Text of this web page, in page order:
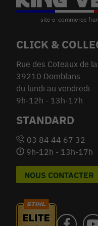
CLICK &
Rue des Coteaux de
39210 Domblans
du lundi au vendredi
9h-12h - 13h-17h
STANDARD
03 84 44 67 32
9h-12h - 13h-17h
NOUS CONTACTER